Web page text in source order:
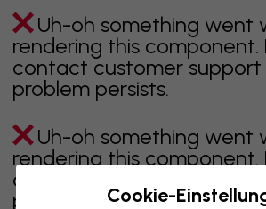
Uh-oh something went
rendering this component.
contact customer
problem persists.
Uh-oh something went
rendering this component.
contact customer support
problem persists.
Cookie-